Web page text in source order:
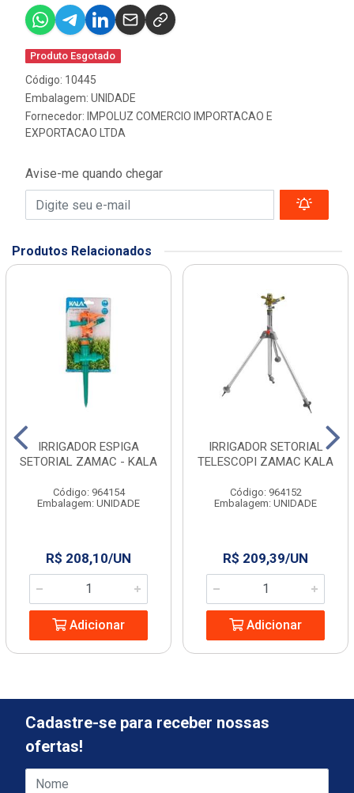
Produto Esgotado
Código: 10445
Embalagem: UNIDADE
Fornecedor: IMPOLUZ COMERCIO IMPORTACAO E
EXPORTACAO LTDA
Avise-me quando chegar
Produtos Relacionados
IRRIGADOR ESPIGA
SETORIAL ZAMAC - KALA
Código: 964154
Embalagem: UNIDADE
R$ 208,10/UN
Adicionar
IRRIGADOR SETORIAL
TELESCOPI ZAMAC KALA
Código: 964152
Embalagem: UNIDADE
R$ 209,39/UN
Adicionar
Cadastre-se para receber nossas
ofertas!